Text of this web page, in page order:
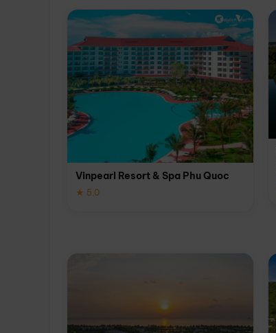
Vinpearl Resort & Spa Phu Quoc
★ 5.0